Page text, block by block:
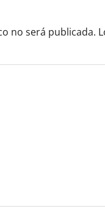
no será publicada.